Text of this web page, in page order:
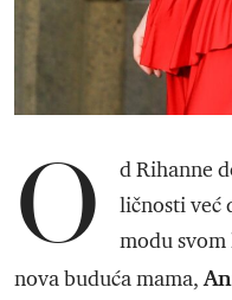
O
d Rihanne
ličnosti već
modu svom
nova buduća mama,